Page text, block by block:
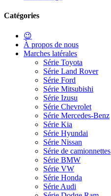
Catégories
😉
À propos de nous
Marches latérales
Série Toyota
Série Land Rover
Série Ford
Série Mitsubishi
Série Izusu
Série Chevrolet
Série Mercedes-Benz
Série Kia
Série Hyundai
Série Nissan
Série de camionnettes
Série BMW
Série VW
Série Honda
Série Audi